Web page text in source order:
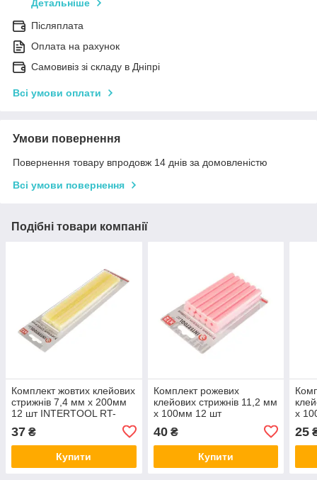
Детальніше
Післяплата
Оплата на рахунок
Самовивіз зі складу в Дніпрі
Всі умови оплати
Умови повернення
Повернення товару впродовж 14 днів за домовленістю
Всі умови повернення
Подібні товари компанії
Комплект жовтих клейових
стрижнів 7,4 мм х 200мм
12 шт INTERTOOL RT-
37 ₴
Купити
Комплект рожевих
клейових стрижнів 11,2 мм
х 100мм 12 шт
40₴
Купити
х
25